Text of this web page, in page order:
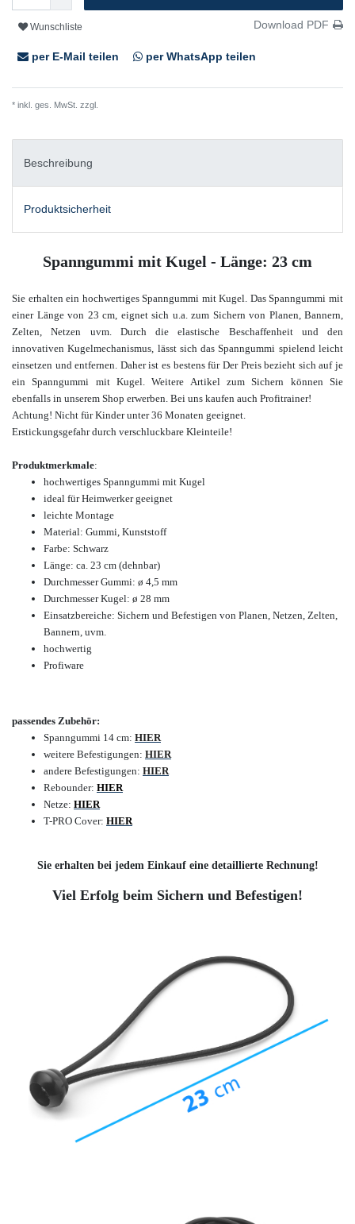
Wunschliste Download PDF
per E-Mail teilen per WhatsApp teilen
* inkl. ges. MwSt. zzgl.
Beschreibung
Produktsicherheit
Spanngummi mit Kugel - Länge: 23 cm
Sie erhalten ein hochwertiges Spanngummi mit Kugel. Das Spanngummi mit
einer Länge von 23 cm, eignet sich u.a. zum Sichern von Planen, Bannern,
Zelten, Netzen uvm. Durch die elastische Beschaffenheit und den
innovativen Kugelmechanismus, lässt sich das Spanngummi spielend leicht
einsetzen und entfernen. Daher ist es bestens für Der Preis bezieht sich auf je
ein Spanngummi mit Kugel. Weitere Artikel zum Sichern können Sie
ebenfalls in unserem Shop erwerben. Bei uns kaufen auch Profitrainer!
Achtung! Nicht für Kinder unter 36 Monaten geeignet.
Erstickungsgefahr durch verschluckbare Kleinteile!
Produktmerkmale:
hochwertiges Spanngummi mit Kugel
ideal für Heimwerker geeignet
leichte Montage
Material: Gummi, Kunststoff
Farbe: Schwarz
Länge: ca. 23 cm (dehnbar)
Durchmesser Gummi: ø 4,5 mm
Durchmesser Kugel: ø 28 mm
Einsatzbereiche: Sichern und Befestigen von Planen, Netzen, Zelten,
Bannern, uvm.
hochwertig
Profiware
passendes Zubehör:
Spanngummi 14 cm: HIER
weitere Befestigungen: HIER
andere Befestigungen: HIER
Rebounder: HIER
Netze: HIER
T-PRO Cover: HIER
Sie erhalten bei jedem Einkauf eine detaillierte Rechnung!
Viel Erfolg beim Sichern und Befestigen!